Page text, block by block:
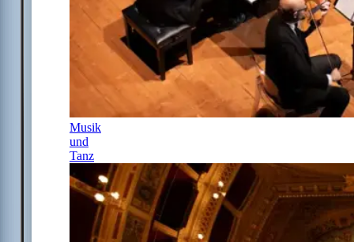
Musik
und
Tanz